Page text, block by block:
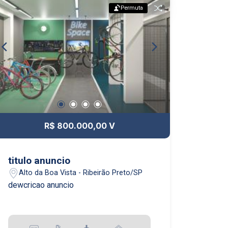
Permuta
R$ 800.000,00 V
titulo anuncio
Alto da Boa Vista - Ribeirão Preto/SP
dewcricao anuncio